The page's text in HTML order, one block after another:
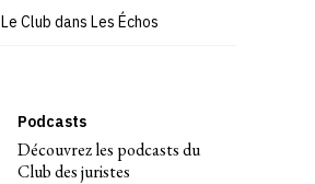
Le Club dans Les Échos
Podcasts
Découvrez les podcasts du
Club des juristes